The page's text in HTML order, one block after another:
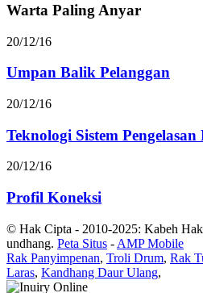
Warta Paling Anyar
20/12/16
Umpan Balik Pelanggan
20/12/16
Teknologi Sistem Pengelasan
20/12/16
Profil Koneksi
© Hak Cipta - 2010-2025: Kabeh
undhang. Peta Situs - AMP Mobile
Rak Panyimpenan, Troli Drum, Rak
Laras, Kandhang Daur Ulang,